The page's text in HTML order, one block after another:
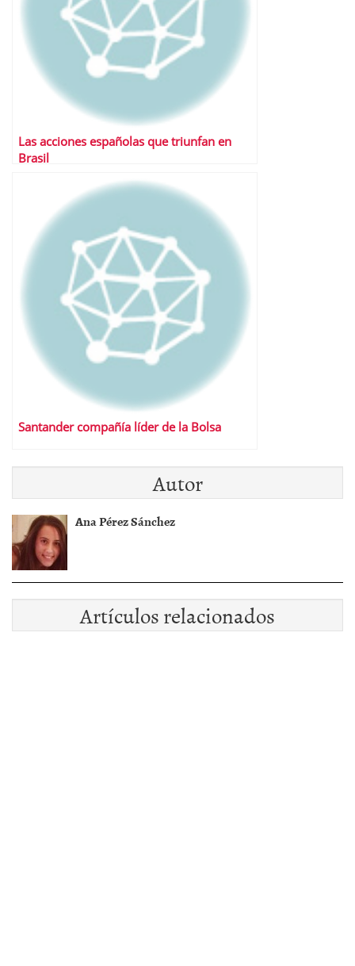
Las acciones españolas que triunfan en
Brasil
Santander compañía líder de la Bolsa
Autor
Ana Pérez Sánchez
Artículos relacionados